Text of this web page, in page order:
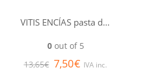
VITIS ENCÍAS pasta dentífrica 100 ml
0out of 5
13,65€ 7,50€ IVA inc.